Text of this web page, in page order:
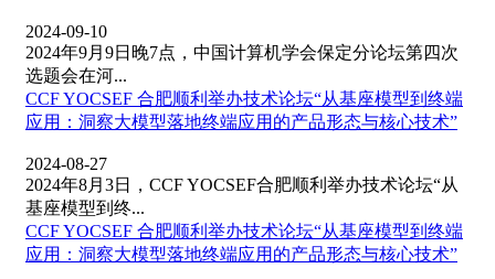
2024-09-10
2024年9月9日晚7点，中国计算机学会保定分论坛第四次
选题会在河...
CCF YOCSEF 合肥顺利举办技术论坛“从基座模型到终端
应用：洞察大模型落地终端应用的产品形态与核心技术”
2024-08-27
2024年8月3日，CCF YOCSEF合肥顺利举办技术论坛“从
基座模型到终...
CCF YOCSEF 合肥顺利举办技术论坛“从基座模型到终端
应用：洞察大模型落地终端应用的产品形态与核心技术”